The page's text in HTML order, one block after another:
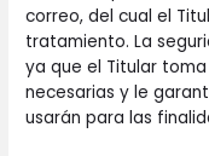
correo, del cual el
tratamiento. La
ya que el Titular
necesarias y le
usarán para las